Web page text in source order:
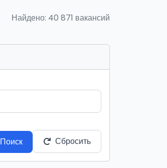
Найдено: 40 871 вакансий
Поиск
Сбросить